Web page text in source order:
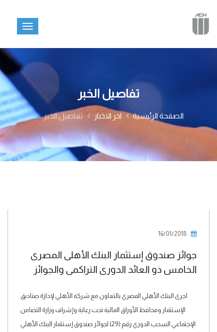
تفاصيل الخبر
الصفحة الرئيسية اخر الاخبار تفاصيل الخبر
16/01/2018
جوائز صندوق إستثمار البنك الأهلى المصرى
الخامس ذو العائد الدورى التراكمى والجوائز
اجرى البنك الأهلي المصري بالتعاون مع شركة الأهلي لإدارة صناديق
الإستثمار ومحافظ الأوراق المالية تحت رعاية وإشراف وزارة التضامن
الإجتماعي السحب الدوري رقم (29) لجوائز صندوق إستثمار البنك الأهلي